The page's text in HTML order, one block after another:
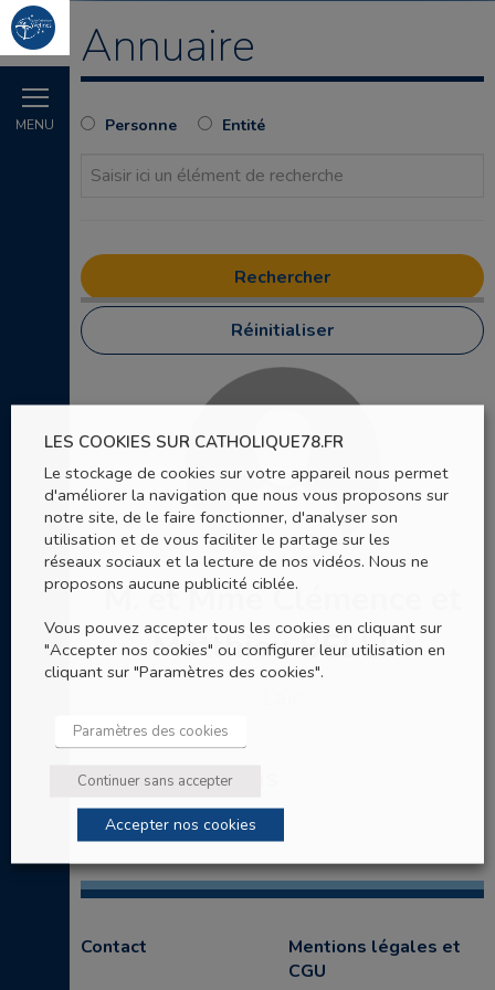
MENU
Annuaire
Personne Entité
Réinitialiser
M. et Mme Clémence et
Matthieu BELLIN
Ses nominations
Contact
Mentions légales et
CGU
LES COOKIES SUR CATHOLIQUE78.FR
Le stockage de cookies sur votre appareil nous permet
d'améliorer la navigation que nous vous proposons sur
notre site, de le faire fonctionner, d'analyser son
utilisation et de vous faciliter le partage sur les
réseaux sociaux et la lecture de nos vidéos. Nous ne
proposons aucune publicité ciblée.
Vous pouvez accepter tous les cookies en cliquant sur
"Accepter nos cookies" ou configurer leur utilisation en
cliquant sur "Paramètres des cookies".
Paramètres des cookies
Continuer sans accepter
Accepter nos cookies